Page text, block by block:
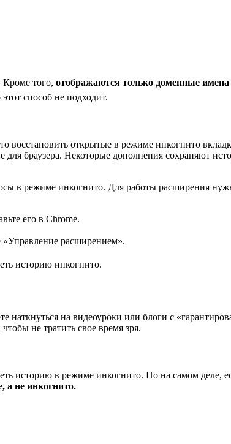
того, отображаются только доменные имена
способ не подходит.
восстановить открытые в режиме инкогнито
браузера. Некоторые дополнения сохраняют
в режиме инкогнито. Для работы расширения
его в Chrome.
расширением».
историю инкогнито.
на видеоуроки или блоги с
не тратить свое время зря.
историю в режиме инкогнито. Но на самом деле,
а не инкогнито.